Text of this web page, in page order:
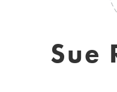
Sue